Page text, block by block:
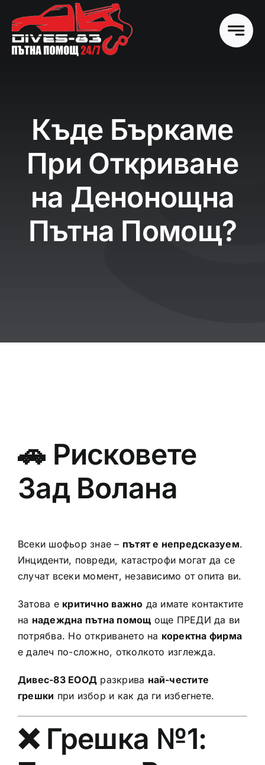
content
Къде Бъркаме
При Откриване
на Денонощна
Пътна Помощ?
🚗 Рисковете
Зад Волана
Всеки шофьор знае – пътят е непредсказуем.
Инциденти, повреди, катастрофи могат да се
случат всеки момент, независимо от опита ви.
Затова е критично важно да имате контактите
на надеждна пътна помощ още ПРЕДИ да ви
потрябва. Но откриването на коректна фирма
е далеч по-сложно, отколкото изглежда.
Дивес-83 ЕООД разкрива най-честите
грешки при избор и как да ги избегнете.
❌ Грешка №1: